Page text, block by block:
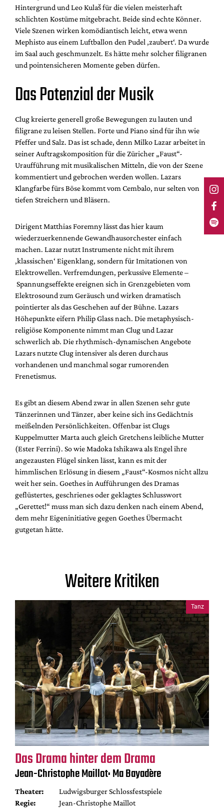
Hintergrund und Leo Kulaš für die vielen meisterhaft
schlichten Kostüme mitgebracht. Beide sind echte Könner.
Viele Szenen wirken komödiantisch leicht, etwa wenn
Mephisto aus einem Luftballon den Pudel ‚zaubert‘. Da wurde
im Saal auch geschmunzelt. Es hätte mehr solcher filigranen
und pointensicheren Momente geben dürfen.
Das Potenzial der Musik
Clug kreierte generell große Bewegungen zu lauten und
filigrane zu leisen Stellen. Forte und Piano sind für ihn wie
Pfeffer und Salz. Das ist schade, denn Milko Lazar arbeitetin
seiner Auftragskomposition für die Züricher „Faust“-
Uraufführungmit musikalischen Mitteln, die von der Szene
kommentiert und gebrochen werden wollen. Lazars
Klangfarbe fürs Böse kommt vom Cembalo, nur selten von
tiefen Streichern und Bläsern.
Dirigent Matthias Foremny lässt das hier kaum
wiederzuerkennende Gewandhausorchester einfach
machen. Lazar nutzt Instrumente nicht mit ihrem
‚klassischen‘ Eigenklang, sondern für Imitationen von
Elektrowellen. Verfremdungen, perkussive Elemente –
Spannungseffekte ereignen sich in Grenzgebieten vom
Elektrosound zum Geräusch und wirken dramatisch
pointierter als das Geschehen auf der Bühne. Lazars
Höhepunkte eifern Philip Glass nach. Die metaphysisch-
religiöse Komponente nimmt man Clug und Lazar
schwerlich ab. Die rhythmisch-dynamischen Angebote
Lazars nutzte Clug intensiver als deren durchaus
vorhandenen und manchmal sogar rumorenden
Frenetismus.
Es gibt an diesem Abend zwar in allen Szenen sehr gute
Tänzerinnen und Tänzer, aber keine sich ins Gedächtnis
meißelnden Persönlichkeiten. Offenbar ist Clugs
Kuppelmutter Marta auch gleich Gretchens leibliche Mutter
(Ester Ferrini). So wie Madoka Ishikawa als Engel ihre
angezausten Flügel sinken lässt, kann es mit der
himmlischen Erlösung in diesem „Faust“-Kosmos nicht allzu
weit her sein. Goethes in Aufführungen des Dramas
geflüstertes, geschrienes oder geklagtes Schlusswort
„Gerettet!“ muss man sich dazu denken nach einem Abend,
dem mehr Eigeninitiative gegen Goethes Übermacht
gutgetan hätte.
Weitere Kritiken
Tanz
Das Drama hinter dem Drama
Jean-Christophe Maillot: Ma Bayadère
Theater:
Ludwigsburger Schlossfestspiele
Regie:
Jean-Christophe Maillot